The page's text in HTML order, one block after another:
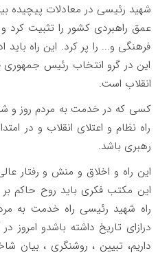
شهید رئیسی در معادلات پیچیده
عمق راهبردی کشور را تثبیت
فرهنگی و... را پر کرد. این راه باید
این در گرو انتخاب رئیس جمهوری
انقلاب است.
کسی که در خدمت به مردم روز و
راه نظام و اعتلای انقلاب و در
رهبری باشد.
این راه و اخلاق و منش و رفتار
این مکتب فکری باید روح حاکم
راه شهید رئیسی راه خدمت به
درازای تاریخ داشته باشدو امروز
داریم، تبیین ، روشنگری ،